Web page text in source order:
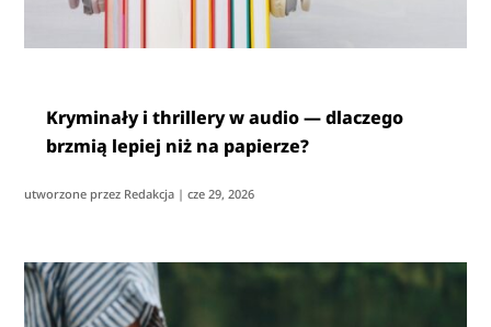
Kryminały i thrillery w audio — dlaczego
brzmią lepiej niż na papierze?
utworzone przez Redakcja |cze 29, 2026